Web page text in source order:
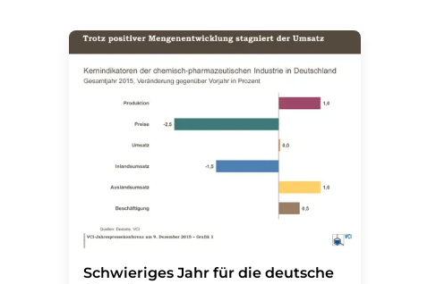
Schwieriges Jahr für die deutsche